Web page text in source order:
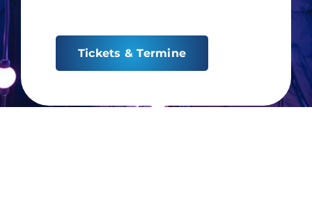
Tickets & Termine
Foto: Markus Burkhardt